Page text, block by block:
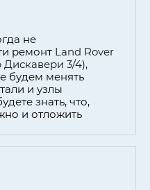
не
ремонт Land Rover
3/4),
будем менять
и узлы
знать, что,
и отложить